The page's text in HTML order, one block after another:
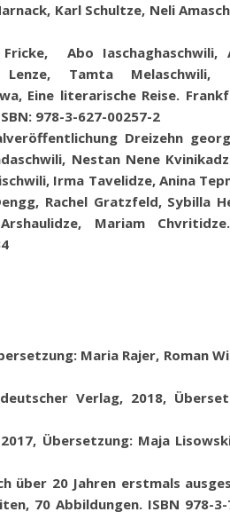
Karl Schultze, Neli
Abo Iaschaghaschwili,
Lenze, Tamta Melaschwili,
Eine literarische Reise.
978-3-627-00257-2
Dreizehn
Nestan Nene
Irma Tavelidze, Anina
Rachel Gratzfeld, Sybilla
Mariam
Maria Rajer, Roman
Verlag, 2018,
Übersetzung: Maja
über 20 Jahren erstmals
70 Abbildungen. ISBN 978-